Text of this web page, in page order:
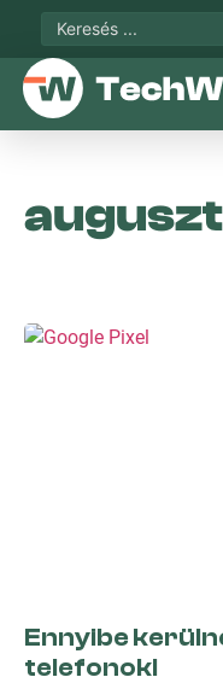
Ennyibe
telefonok!